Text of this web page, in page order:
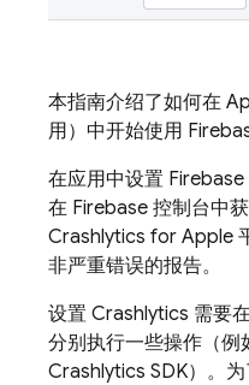
本指南介绍了如何在
用）中开始使用
在应用中设置
在 Firebase 控制台中
Crashlytics for Apple
非严重错误的报告。
设置 Crashlytics 需要
分别执行一些操作（例
Crashlytics SDK）。